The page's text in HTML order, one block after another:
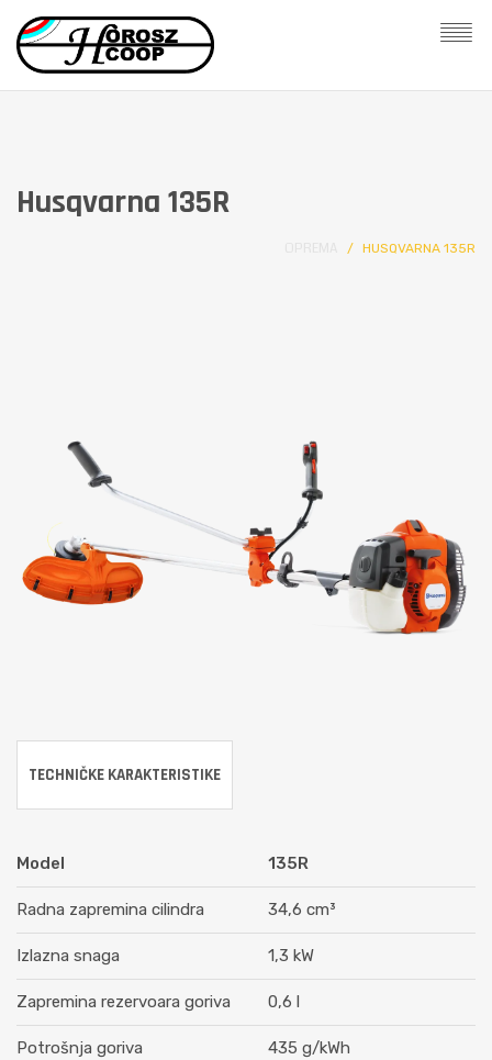
Husqvarna 135R
HUSQVARNA 135R
TECHNIČKE KARAKTERISTIKE
Model 135R
Radna zapremina cilindra 34,6 cm³
Izlazna snaga 1,3 kW
Zapremina rezervoara goriva 0,6 l
Potrošnja goriva 435 g/kWh